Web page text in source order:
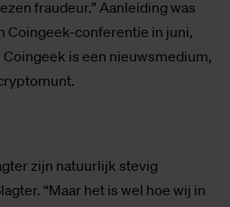
fraudeur.” Aanleiding was
Coingeek-conferentie in juni,
is een nieuwsmedium,
zijn natuurlijk stevig
“Maar het is wel hoe wij in